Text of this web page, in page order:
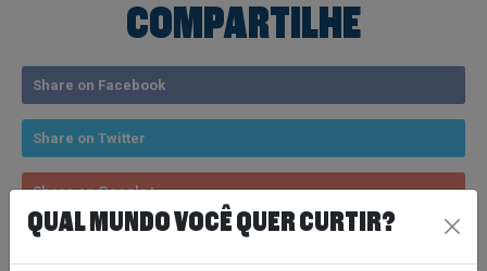
COMPARTILHE
Share on Facebook
Share on Twitter
Share on Google+
QUAL MUNDO VOCÊ QUER CURTIR?